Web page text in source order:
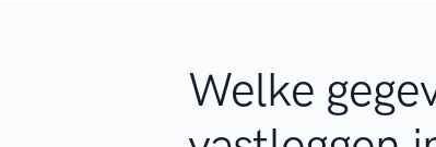
Welke